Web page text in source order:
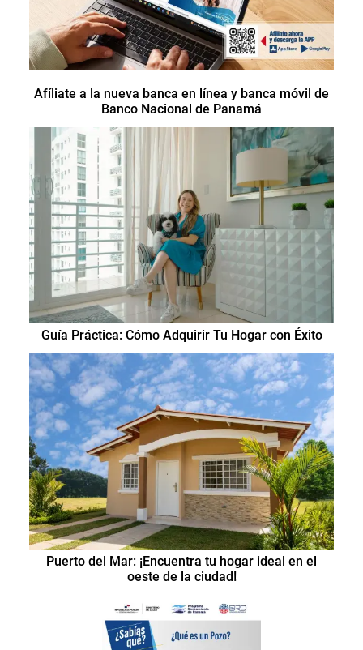
Afíliate a la nueva banca en línea y banca móvil de
Banco Nacional de Panamá
Guía Práctica: Cómo Adquirir Tu Hogar con Éxito
Puerto del Mar: ¡Encuentra tu hogar ideal en el
oeste de la ciudad!